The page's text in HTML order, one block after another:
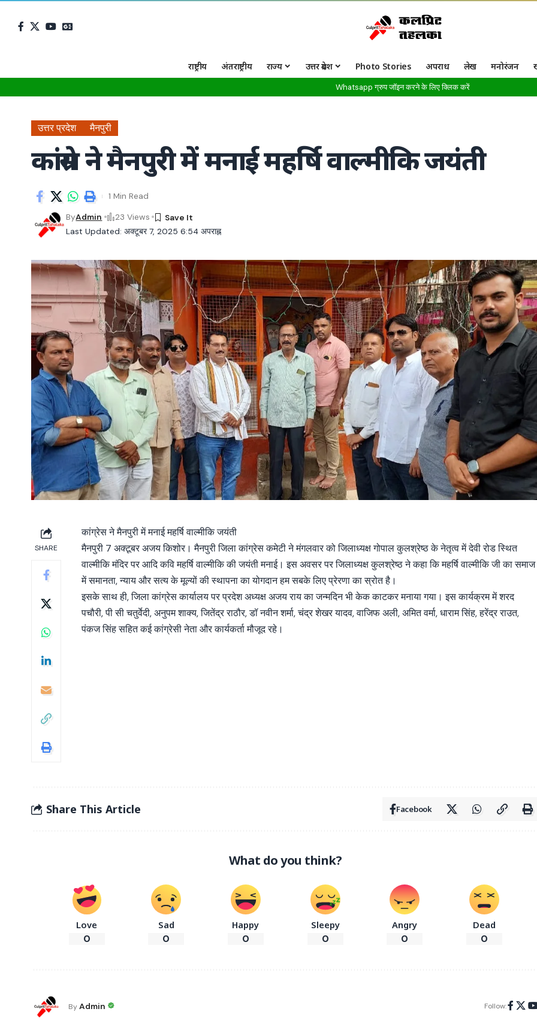
राष्ट्रीय अंतराष्ट्रीय राज्य उत्तर प्रदेश Photo Stories अपराध लेख मनोरंजन
Whatsapp ग्रुप जॉइन करने के लिए क्लिक करें
उत्तर प्रदेश मैनपुरी
कांग्रेस ने मैनपुरी में मनाई महर्षि वाल्मीकि जयंती
Last Updated: अक्टूबर 7, 2025 6:54 अपराह्न
ByAdmin 23 Views
1 Min Read
SHARE
कांग्रेस ने मैनपुरी में मनाई महर्षि वाल्मीकि जयंती
मैनपुरी 7 अक्टूबर अजय किशोर। मैनपुरी जिला कांग्रेस कमेटी ने मंगलवार को जिलाध्यक्ष गोपाल कुलश्रेष्ठ के नेतृत्व में देवी रोड स्थित
वाल्मीकि मंदिर पर आदि कवि महर्षि वाल्मीकि की जयंती मनाई। इस अवसर पर जिलाध्यक्ष कुलश्रेष्ठ ने कहा कि महर्षि वाल्मीकि जी का समाज
में समानता, न्याय और सत्य के मूल्यों की स्थापना का योगदान हम सबके लिए प्रेरणा का स्रोत है।
इसके साथ ही, जिला कांग्रेस कार्यालय पर प्रदेश अध्यक्ष अजय राय का जन्मदिन भी केक काटकर मनाया गया। इस कार्यक्रम में शरद
पचौरी, पी सी चतुर्वेदी, अनुपम शाक्य, जितेंद्र राठौर, डॉ नवीन शर्मा, चंद्र शेखर यादव, वाजिफ अली, अमित वर्मा, धाराम सिंह, हरेंद्र राउत,
पंकज सिंह सहित कई कांग्रेसी नेता और कार्यकर्ता मौजूद रहे।
Share This Article Facebook
What do you think?
Love
0
Sad
0
Happy
0
Sleepy
0
Angry
0
Dead
0
ByAdmin Follow: